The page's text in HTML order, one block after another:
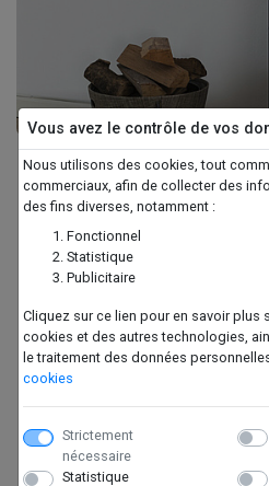
Vous avez le contrôle de vos
Nous utilisons des cookies, tout
commerciaux, afin de collecter des
des fins diverses, notamment :
Fonctionnel
Statistique
Publicitaire
Cliquez sur ce lien pour en savoir plus
cookies et des autres technologies,
le traitement des données
cookies
Strictement
nécessaire
Statistique
ADURO -